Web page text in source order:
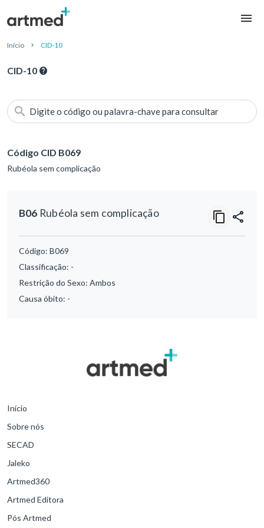
Início CID-10
CID-10
Digite o código ou palavra-chave para consultar
Código CID B069
Rubéola sem complicação
B06 Rubéola sem complicação
Código: B069
Classificação: -
Restrição do Sexo: Ambos
Causa óbito: -
Início
Sobre nós
SECAD
Jaleko
Artmed360
Artmed Editora
Pós Artmed